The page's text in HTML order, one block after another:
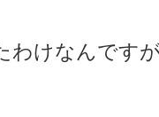
わけなんです